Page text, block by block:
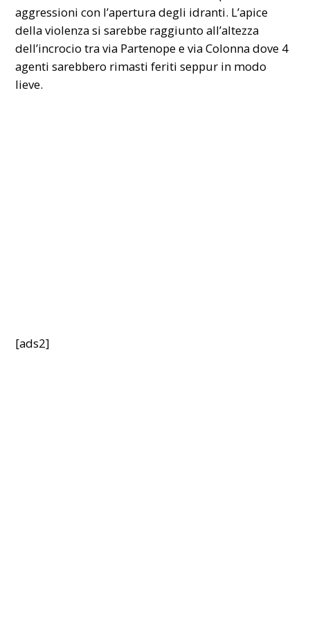
aggressioni con l’apertura degli idranti. L’apice
della violenza si sarebbe raggiunto all’altezza
dell’incrocio tra via Partenope e via Colonna dove 4
agenti sarebbero rimasti feriti seppur in modo
lieve.
[ads2]